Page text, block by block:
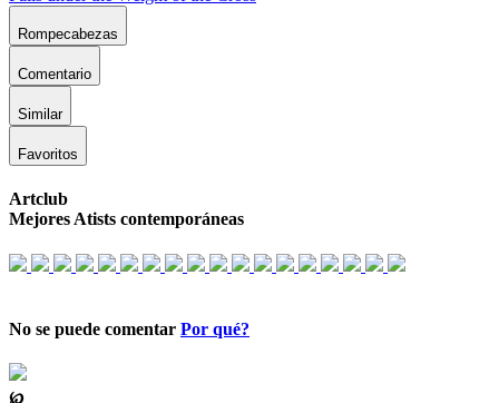
Rompecabezas
Comentario
Similar
Favoritos
Artclub
Mejores Atists contemporáneas
No se puede comentar Por qué?
℘